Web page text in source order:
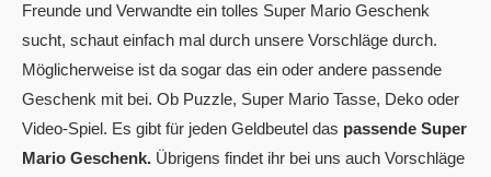
Freunde und Verwandte ein tolles Super Mario Geschenk
sucht, schaut einfach mal durch unsere Vorschläge durch.
Möglicherweise ist da sogar das ein oder andere passende
Geschenk mit bei. Ob Puzzle, Super Mario Tasse, Deko oder
Video-Spiel. Es gibt für jeden Geldbeutel das passende Super
Mario Geschenk. Übrigens findet ihr bei uns auch Vorschläge